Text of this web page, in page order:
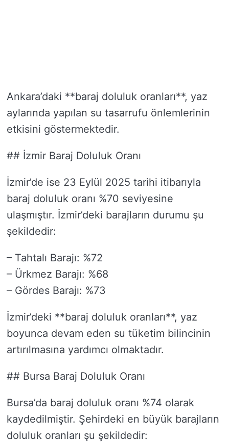
Ankara’daki **baraj doluluk oranları**, yaz
aylarında yapılan su tasarrufu önlemlerinin
etkisini göstermektedir.
## İzmir Baraj Doluluk Oranı
İzmir’de ise 23 Eylül 2025 tarihi itibarıyla
baraj doluluk oranı %70 seviyesine
ulaşmıştır. İzmir’deki barajların durumu şu
şekildedir:
– Tahtalı Barajı: %72
– Ürkmez Barajı: %68
– Gördes Barajı: %73
İzmir’deki **baraj doluluk oranları**, yaz
boyunca devam eden su tüketim bilincinin
artırılmasına yardımcı olmaktadır.
## Bursa Baraj Doluluk Oranı
Bursa’da baraj doluluk oranı %74 olarak
kaydedilmiştir. Şehirdeki en büyük barajların
doluluk oranları şu şekildedir: